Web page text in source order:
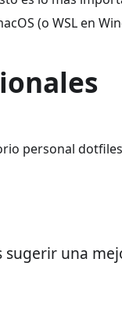
(o WSL en
personal dotfiles
una